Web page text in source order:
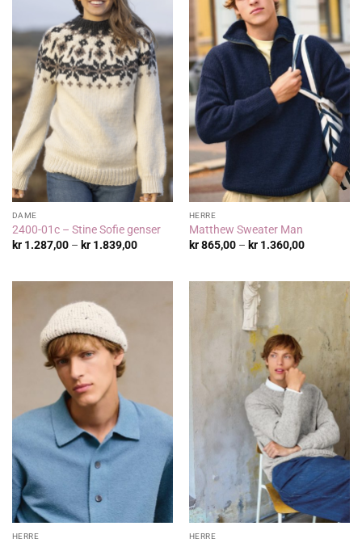
DAME
2400-01c – Stine Sofie genser
kr1.287,00 – kr1.839,00Prisområde:
HERRE
Matthew Sweater Man
kr865,00 – kr1.360,00
HERRE HERRE